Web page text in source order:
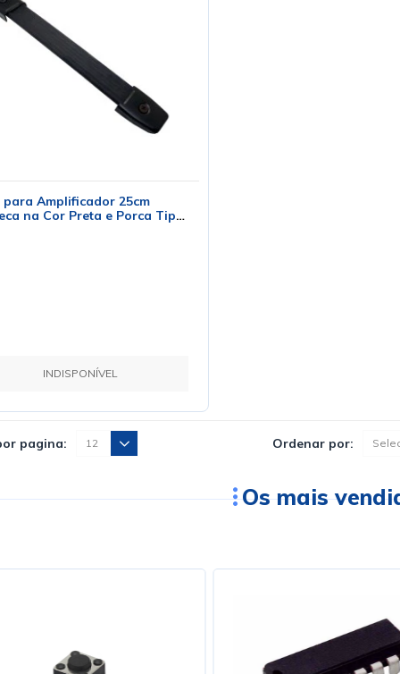
para Amplificador 25cm
na Cor Preta e Porca Tipo
INDISPONÍVEL
pagina: Ordenar por:
Os mais